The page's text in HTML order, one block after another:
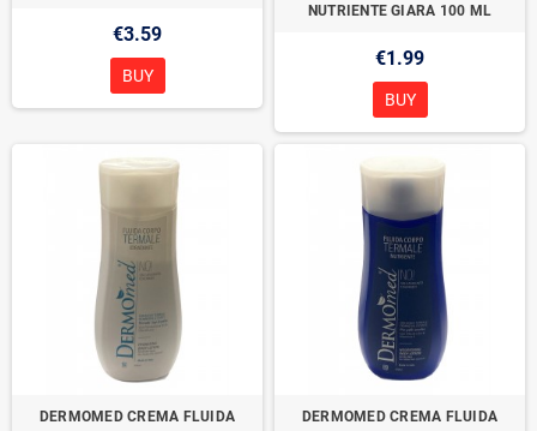
€3.59
BUY
NUTRIENTE GIARA 100 ML
€1.99
BUY
DERMOMED CREMA FLUIDA
DERMOMED CREMA FLUIDA